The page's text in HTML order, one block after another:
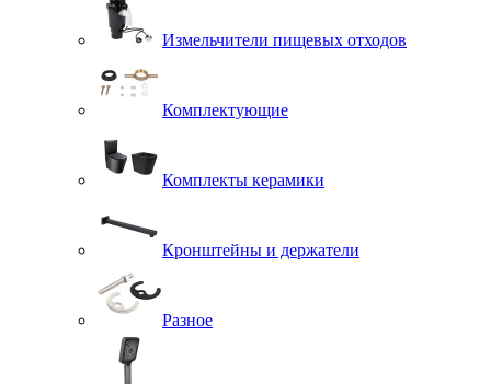
Измельчители пищевых отходов
Комплектующие
Комплекты керамики
Кронштейны и держатели
Разное